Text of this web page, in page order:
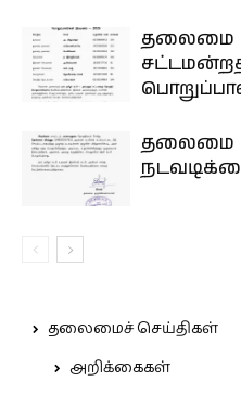
தலைமை
தலைமை
தலைமைச் செய்திகள்
அறிக்கைகள்